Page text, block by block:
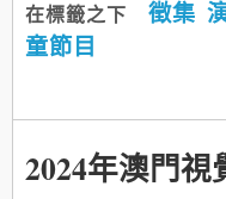
在標籤之下 徵集
童節目
2024年澳門